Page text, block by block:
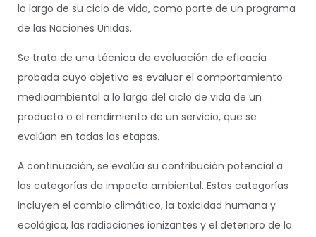
lo largo de su ciclo de vida, como parte de un programa
de las Naciones Unidas.
Se trata de una técnica de evaluación de eficacia
probada cuyo objetivo es evaluar el comportamiento
medioambiental a lo largo del ciclo de vida de un
producto o el rendimiento de un servicio, que se
evalúan en todas las etapas.
A continuación, se evalúa su contribución potencial a
las categorías de impacto ambiental. Estas categorías
incluyen el cambio climático, la toxicidad humana y
ecológica, las radiaciones ionizantes y el deterioro de la